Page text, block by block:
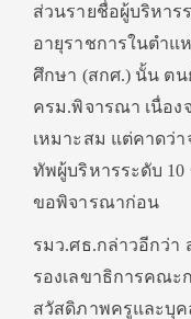
ส่วนรายชื่อผู้บริหาร
อายุราชการในตำแ
ศึกษา (สกศ.) นั้น ตน
ครม.พิจารณา เนื่อง
เหมาะสม แต่คาดว่า
ทัพผู้บริหารระดับ
ขอพิจารณาก่อน
รมว.ศธ.กล่าวอีกว่า
รองเลขาธิการคณะ
สวัสดิภาพครูและบุค